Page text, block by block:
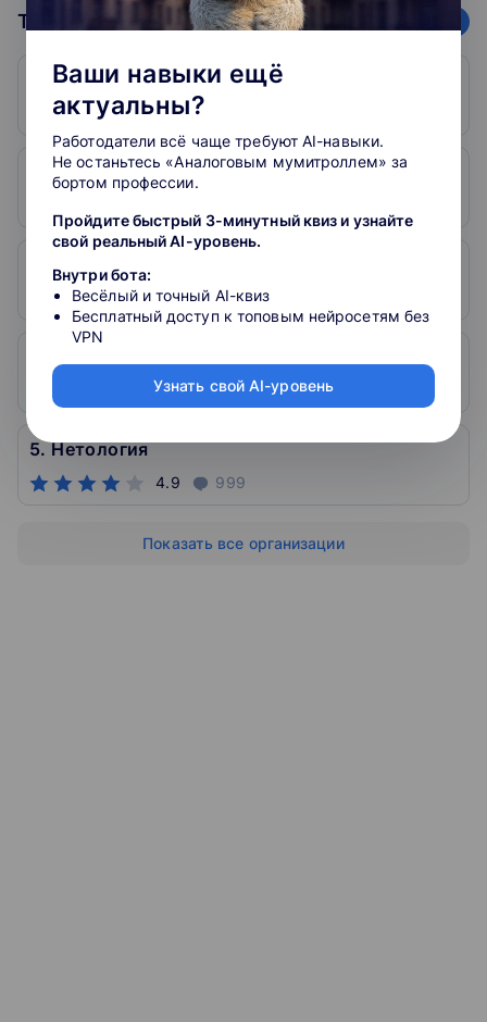
Самые простые решения собраны здесь! Пользуйтесь с
удовольствием и творите больше!
Топ школ организаций
1. Skillfactory
5
2. Otus
3. SkySmart
5 757
4.9 3300
5. Нетология
4.9 999
Показать все организации
Ваши навыки ещё
актуальны?
Работодатели всё чаще требуют AI-навыки.
Не останьтесь «Аналоговым мумитроллем» за
бортом профессии.
Пройдите быстрый 3-минутный квиз и узнайте
свой реальный AI-уровень.
Внутри бота:
Весёлый и точный AI-квиз
Бесплатный доступ к топовым нейросетям без
VPN
Узнать свой AI-уровень